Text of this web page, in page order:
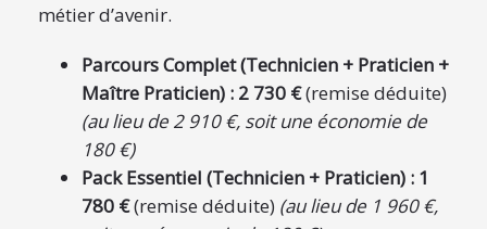
métier d’avenir.
Parcours Complet (Technicien + Praticien +
Maître Praticien) : 2 730 €(remise déduite)
(au lieu de 2 910 €, soit une économie de
180 €)
Pack Essentiel (Technicien + Praticien) : 1
780 €(remise déduite) (au lieu de 1 960 €,